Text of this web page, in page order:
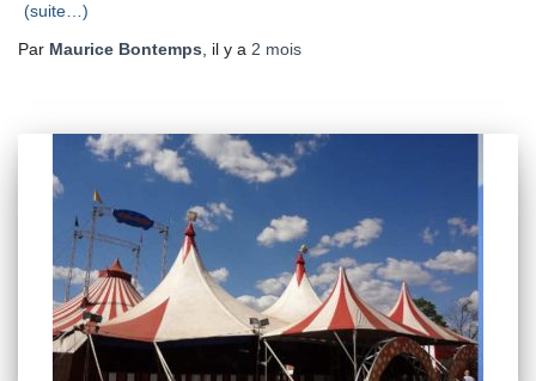
(suite…)
Par Maurice Bontemps , il y a 2 mois